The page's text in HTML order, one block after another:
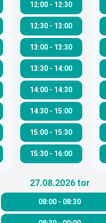
12:00 - 12:30
12:30 - 13:00
13:00 - 13:30
13:30 - 14:00
14:00 - 14:30
14:30 - 15:00
15:00 - 15:30
15:30 - 16:00
27.08.2026 tor
08:00 - 08:30